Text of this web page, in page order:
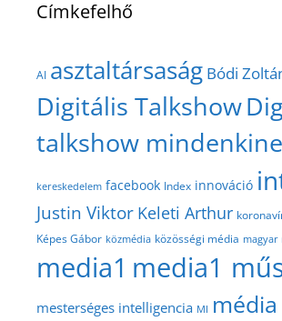
Címkefelhő
AI asztaltársaság Bódi
Digitális Talkshow
talkshow
kereskedelem facebook Index innováció
Justin Viktor Keleti Arthur
Képes Gábor közmédia közösségi média magyar
media1 media1
mesterséges intelligencia MI média